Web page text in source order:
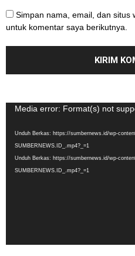
Simpan nama, email, dan situs
untuk komentar saya berikutnya.
Pemutar
Media error: Format(s) not
Unduh Berkas: https://sumbernews.id/wp-
SUMBERNEWS.ID_.mp4?_=1
Unduh Berkas: https://sumbernews.id/wp-
SUMBERNEWS.ID_.mp4?_=1